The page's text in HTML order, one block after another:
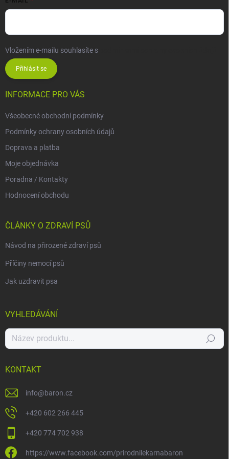
Vložením e-mailu souhlasíte s
Přihlásit se
INFORMACE PRO VÁS
Všeobecné obchodní podmínky
Podmínky ochrany osobních údajů
Doprava a platba
Moje objednávka
Poradna / Kontakty
Hodnocení obchodu
ČLÁNKY O ZDRAVÍ PSŮ
Návod na přirozené zdraví psů
Příčiny nemocí psů
Jak uzdravit psa
VYHLEDÁVÁNÍ
Hledat
KONTAKT
info@baron.cz
+420 602 266 445
+420 774 702 938
https://www.facebook.com/prirodnilekarnabaron